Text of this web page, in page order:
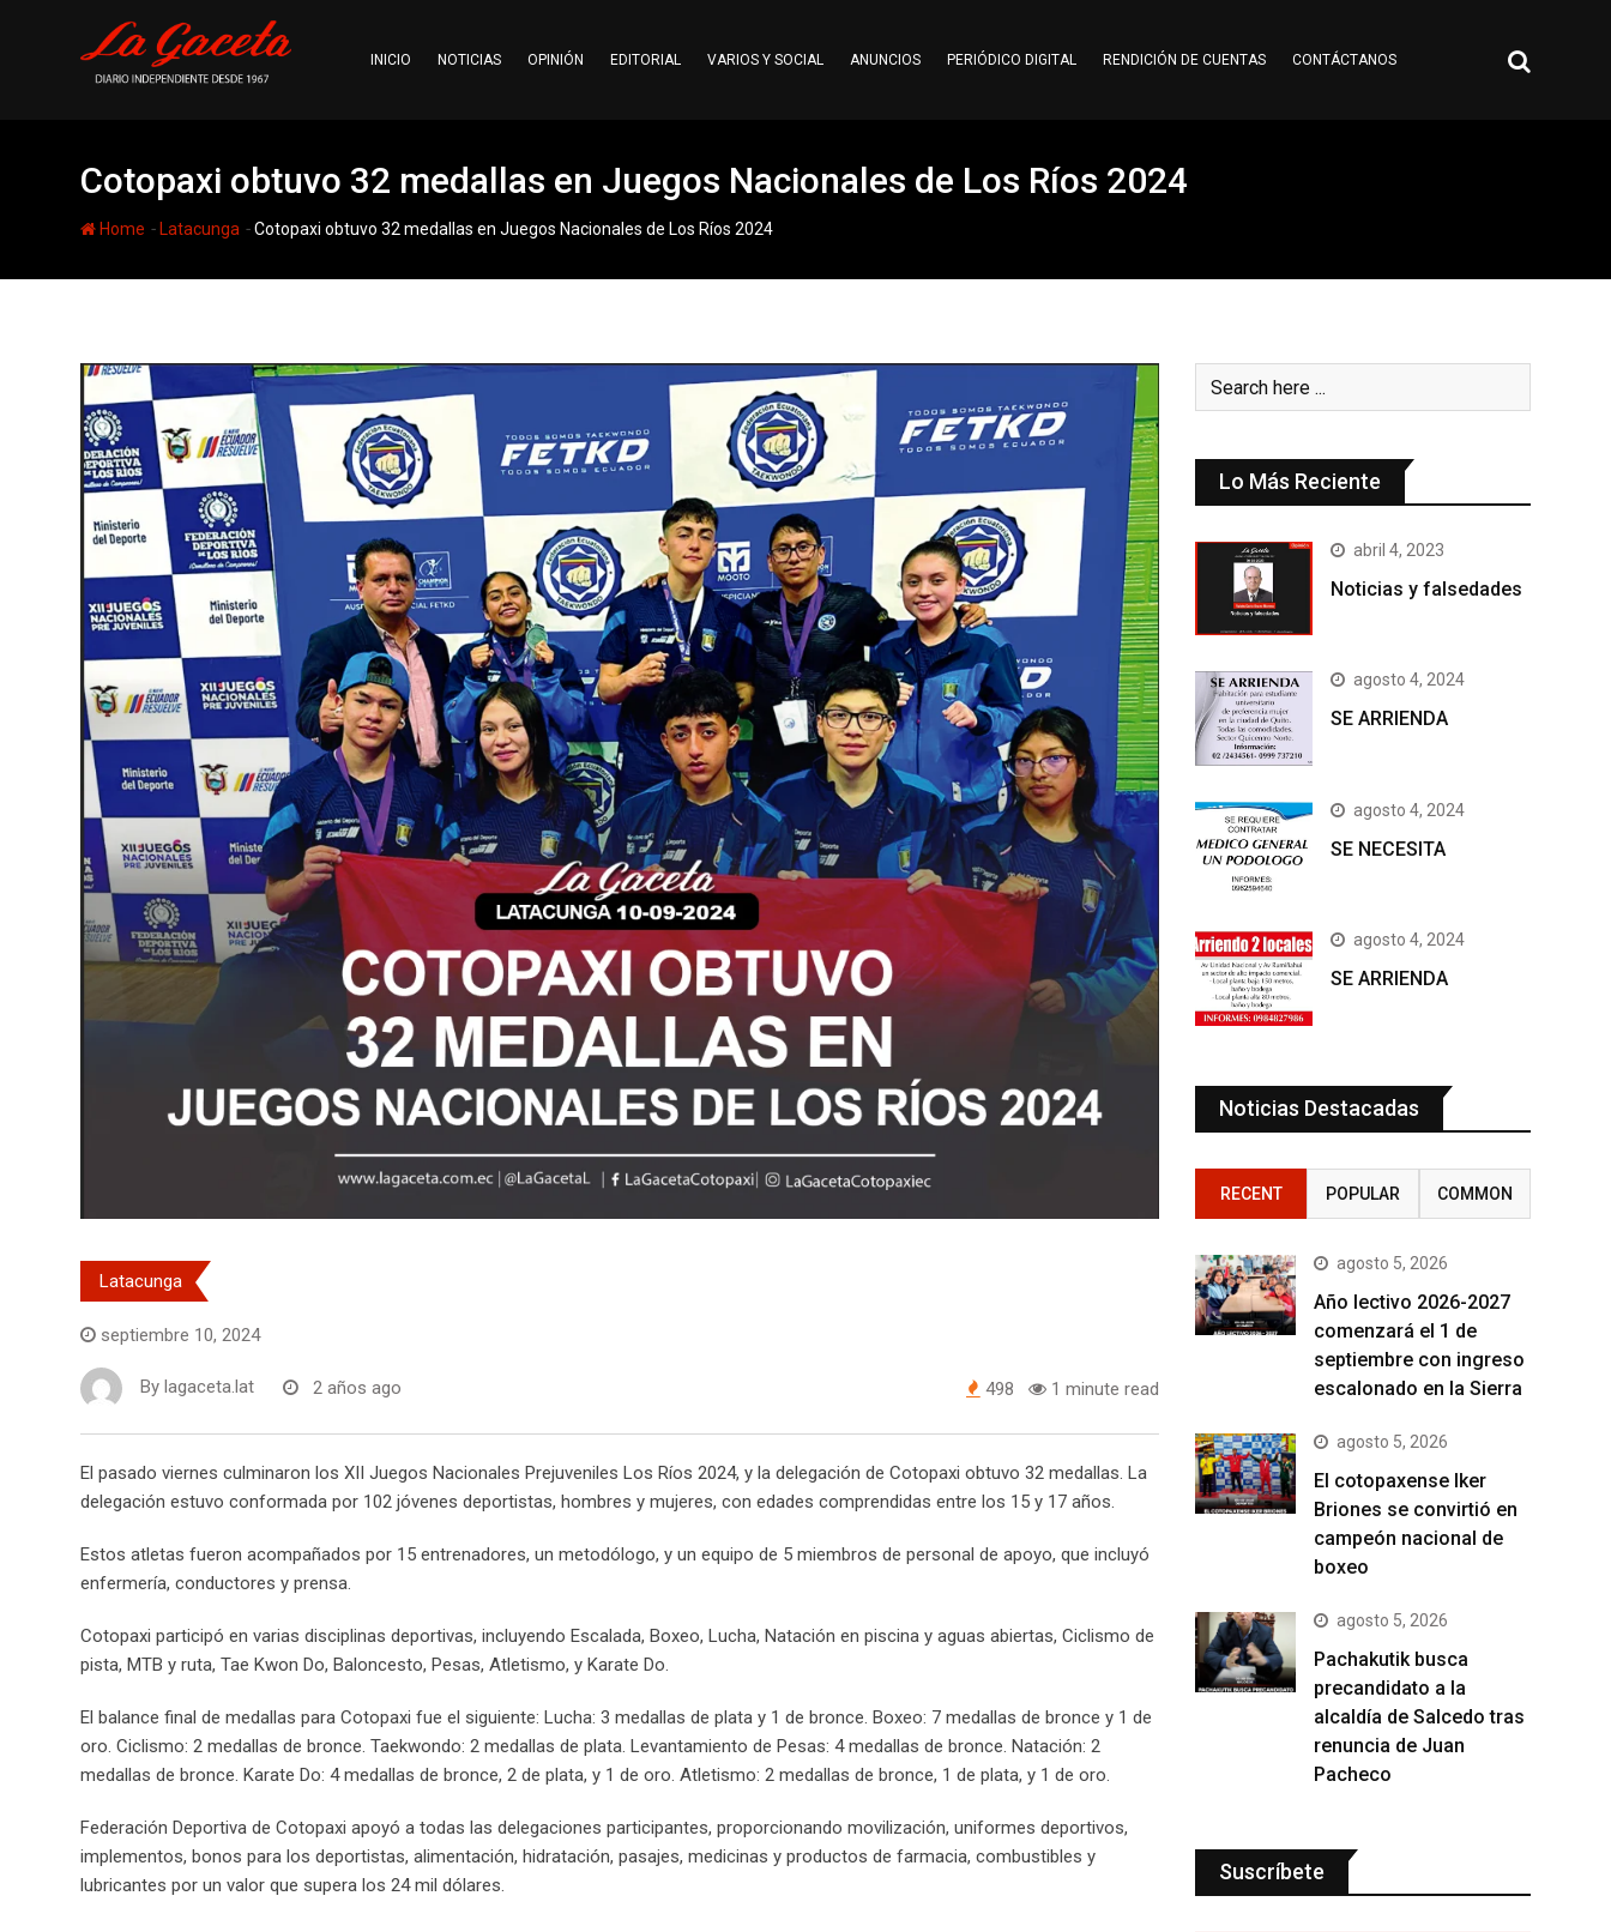
INICIO NOTICIAS OPINIÓN EDITORIAL VARIOS Y SOCIAL ANUNCIOS PERIÓDICO DIGITAL RENDICIÓN DE CUENTAS CONTÁCTANOS
Cotopaxi obtuvo 32 medallas en Juegos Nacionales de Los Ríos 2024
Home - Latacunga -Cotopaxi obtuvo 32 medallas en Juegos Nacionales de Los Ríos 2024
Latacunga
septiembre 10, 2024
By lagaceta.lat 2 años ago 498 1 minute read
El pasado viernes culminaron los XII Juegos Nacionales Prejuveniles Los Ríos 2024, y la delegación de Cotopaxi obtuvo 32 medallas. La
delegación estuvo conformada por 102 jóvenes deportistas, hombres y mujeres, con edades comprendidas entre los 15 y 17 años.
Estos atletas fueron acompañados por 15 entrenadores, un metodólogo, y un equipo de 5 miembros de personal de apoyo, que incluyó
enfermería, conductores y prensa.
Cotopaxi participó en varias disciplinas deportivas, incluyendo Escalada, Boxeo, Lucha, Natación en piscina y aguas abiertas, Ciclismo de
pista, MTB y ruta, Tae Kwon Do, Baloncesto, Pesas, Atletismo, y Karate Do.
El balance final de medallas para Cotopaxi fue el siguiente: Lucha: 3 medallas de plata y 1 de bronce. Boxeo: 7 medallas de bronce y 1 de
oro. Ciclismo: 2 medallas de bronce. Taekwondo: 2 medallas de plata. Levantamiento de Pesas: 4 medallas de bronce. Natación: 2
medallas de bronce. Karate Do: 4 medallas de bronce, 2 de plata, y 1 de oro. Atletismo: 2 medallas de bronce, 1 de plata, y 1 de oro.
Federación Deportiva de Cotopaxi apoyó a todas las delegaciones participantes, proporcionando movilización, uniformes deportivos,
implementos, bonos para los deportistas, alimentación, hidratación, pasajes, medicinas y productos de farmacia, combustibles y
lubricantes por un valor que supera los 24 mil dólares.
Lo Más Reciente
abril 4, 2023
Noticias y falsedades
agosto 4, 2024
SE ARRIENDA
agosto 4, 2024
SE NECESITA
agosto 4, 2024
SE ARRIENDA
Noticias Destacadas
RECENT POPULAR COMMON
agosto 5, 2026
Año lectivo 2026-2027
comenzará el 1 de
septiembre con ingreso
escalonado en la Sierra
agosto 5, 2026
El cotopaxense Iker
Briones se convirtió en
campeón nacional de
boxeo
agosto 5, 2026
Pachakutik busca
precandidato a la
alcaldía de Salcedo tras
renuncia de Juan
Pacheco
Suscríbete